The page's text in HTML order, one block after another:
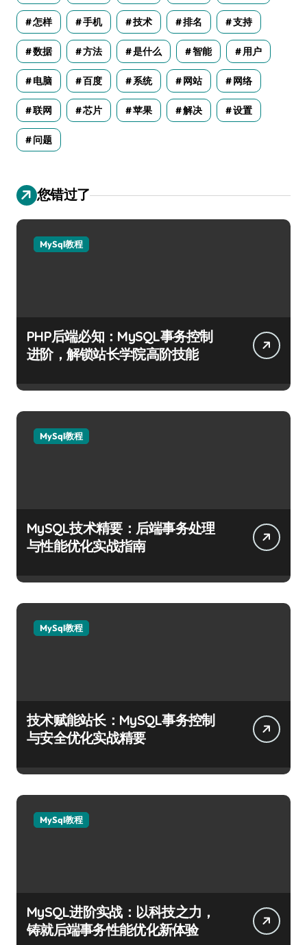
怎样 手机 技术 排名 支持
数据 方法 是什么 智能 用户
电脑 百度 系统 网站 网络
联网 芯片 苹果 解决 设置
问题
您错过了
MySql教程
PHP后端必知：MySQL事务控制
进阶，解锁站长学院高阶技能
MySql教程
MySQL技术精要：后端事务处理
与性能优化实战指南
MySql教程
技术赋能站长：MySQL事务控制
与安全优化实战精要
MySql教程
MySQL进阶实战：以科技之力，
铸就后端事务性能优化新体验